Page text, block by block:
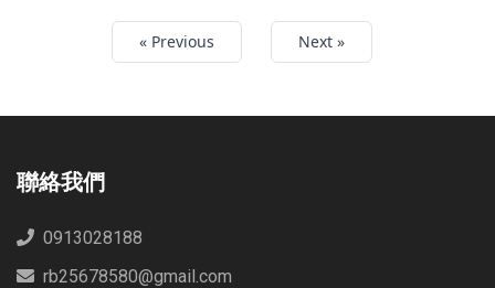
天璽商務飯店
« Previous Next »
聯絡我們
0913028188
rb25678580@gmail.com